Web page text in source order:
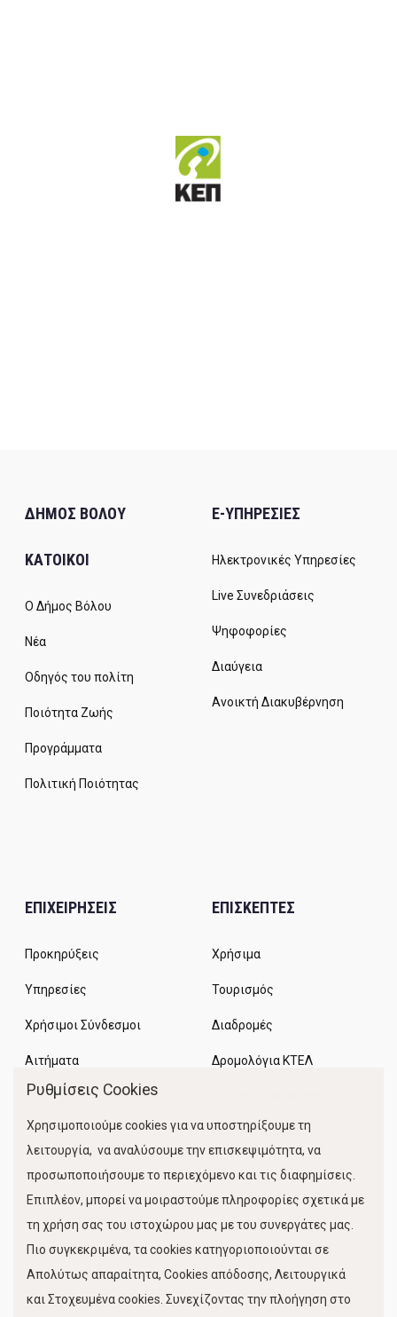
ΔΗΜΟΣ ΒΟΛΟΥ
ΚΑΤΟΙΚΟΙ
Ο Δήμος Βόλου
Νέα
Οδηγός του πολίτη
Ποιότητα Ζωής
Προγράμματα
Πολιτική Ποιότητας
E-ΥΠΗΡΕΣΙΕΣ
Ηλεκτρονικές Υπηρεσίες
Live Συνεδριάσεις
Ψηφοφορίες
Διαύγεια
Ανοικτή Διακυβέρνηση
ΕΠΙΧΕΙΡΗΣΕΙΣ
Προκηρύξεις
Υπηρεσίες
Χρήσιμοι Σύνδεσμοι
Αιτήματα
ΕΠΙΣΚΕΠΤΕΣ
Χρήσιμα
Τουρισμός
Διαδρομές
Δρομολόγια ΚΤΕΛ
Κίνηση Λιμένος
FOLLOW US
Ρυθμίσεις Cookies
Χρησιμοποιούμε cookies για να υποστηρίξουμε τη
λειτουργία, να αναλύσουμε την επισκεψιμότητα, να
προσωποποιήσουμε το περιεχόμενο και τις διαφημίσεις.
Επιπλέον, μπορεί να μοιραστούμε πληροφορίες σχετικά με
τη χρήση σας του ιστοχώρου μας με του συνεργάτες μας.
Πιο συγκεκριμένα, τα cookies κατηγοριοποιούνται σε
Απολύτως απαραίτητα, Cookies απόδοσης, Λειτουργικά
και Στοχευμένα cookies. Συνεχίζοντας την πλοήγηση στο